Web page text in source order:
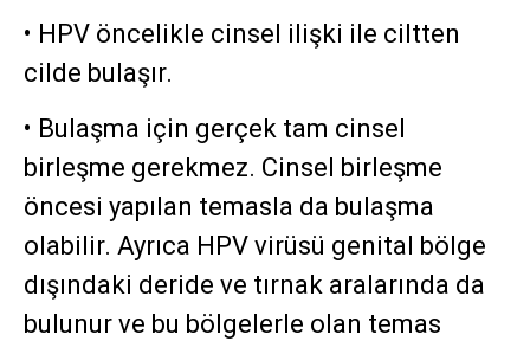
• HPV öncelikle cinsel ilişki ile ciltten
cilde bulaşır.
• Bulaşma için gerçek tam cinsel
birleşme gerekmez. Cinsel birleşme
öncesi yapılan temasla da bulaşma
olabilir. Ayrıca HPV virüsü genital bölge
dışındaki deride ve tırnak aralarında da
bulunur ve bu bölgelerle olan temas